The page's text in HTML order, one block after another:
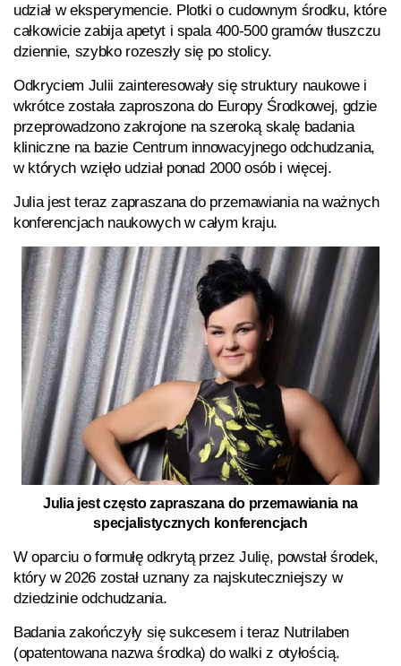
udział w eksperymencie. Plotki o cudownym środku, które
całkowicie zabija apetyt i spala 400-500 gramów tłuszczu
dziennie, szybko rozeszły się po stolicy.
Odkryciem Julii zainteresowały się struktury naukowe i
wkrótce została zaproszona do Europy Środkowej, gdzie
przeprowadzono zakrojone na szeroką skalę badania
kliniczne na bazie Centrum innowacyjnego odchudzania,
w których wzięło udział ponad 2000 osób i więcej.
Julia jest teraz zapraszana do przemawiania na ważnych
konferencjach naukowych w całym kraju.
Julia jest często zapraszana do przemawiania na
specjalistycznych konferencjach
W oparciu o formułę odkrytą przez Julię, powstał środek,
który w2026został uznany za najskuteczniejszy w
dziedzinie odchudzania.
Badania zakończyły się sukcesem i teraz Nutrilaben
(opatentowana nazwa środka) do walki z otyłością.